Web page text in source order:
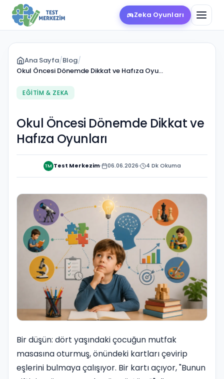
Zeka Oyunları
Ana Sayfa/Blog/
Okul Öncesi Dönemde Dikkat ve Hafıza Oyu…
EĞITIM & ZEKA
Okul Öncesi Dönemde Dikkat ve
Hafıza Oyunları
TM Test Merkezim 06.06.2026 4 Dk Okuma
Bir düşün: dört yaşındaki çocuğun mutfak
masasına oturmuş, önündeki kartları çevirip
eşlerini bulmaya çalışıyor. Bir kartı açıyor, "Bunun